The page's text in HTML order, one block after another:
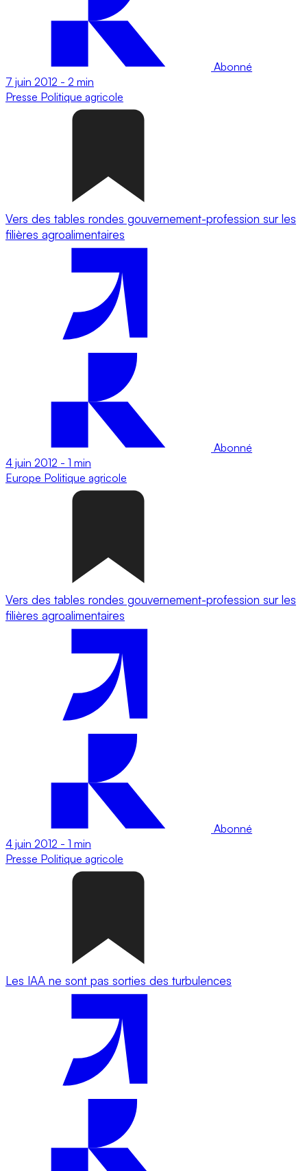
Abonné
7 juin 2012 - 2 min
Presse Politique agricole
Vers des tables rondes gouvernement-profession sur les
filières agroalimentaires
Abonné
4 juin 2012 - 1 min
Europe Politique agricole
Vers des tables rondes gouvernement-profession sur les
filières agroalimentaires
Abonné
4 juin 2012 - 1 min
Presse Politique agricole
Les IAA ne sont pas sorties des turbulences